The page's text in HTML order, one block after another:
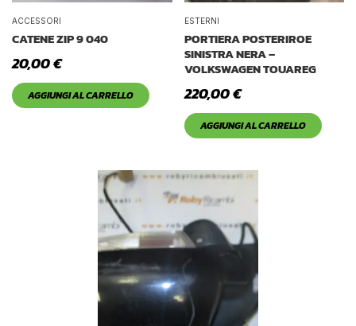
ACCESSORI
CATENE ZIP 9 040
20,00€
AGGIUNGI AL CARRELLO
ESTERNI
PORTIERA POSTERIROE
SINISTRA NERA –
VOLKSWAGEN TOUAREG
220,00€
AGGIUNGI AL CARRELLO